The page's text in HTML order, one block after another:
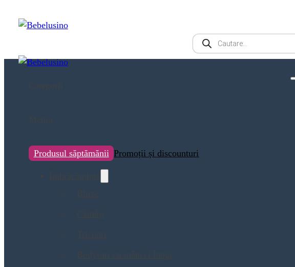
Products
search
Produsul săptămănii Promoții și discounturi